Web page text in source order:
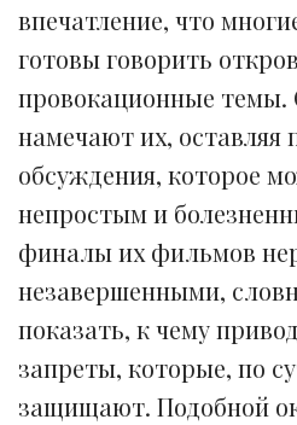
впечатление, что
готовы говорить
провокационные
намечают их, оставляя
обсуждения, которое
непростым и
финалы их фильмов
незавершенными,
показать, к чему
запреты, которые, по
защищают. Подобной